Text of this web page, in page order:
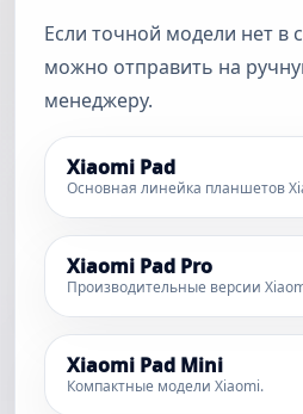
Если точной модели нет в
можно отправить на
менеджеру.
Xiaomi Pad
Основная линейка планшетов
Xiaomi Pad Pro
Производительные версии
Xiaomi Pad Mini
Компактные модели Xiaomi.